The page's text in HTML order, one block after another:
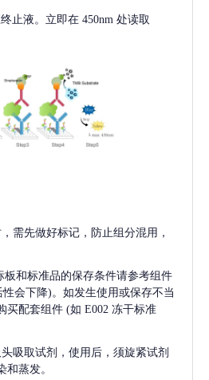
止液。立即在 450nm 处读取
需先做好标记，防止组分混用，
板和标准品的保存条件请参考组件
会下降)。如发生使用或保存不当
买配套组件 (如 E002 冻干标准
吸取试剂，使用后，须旋紧试剂
和蒸发。